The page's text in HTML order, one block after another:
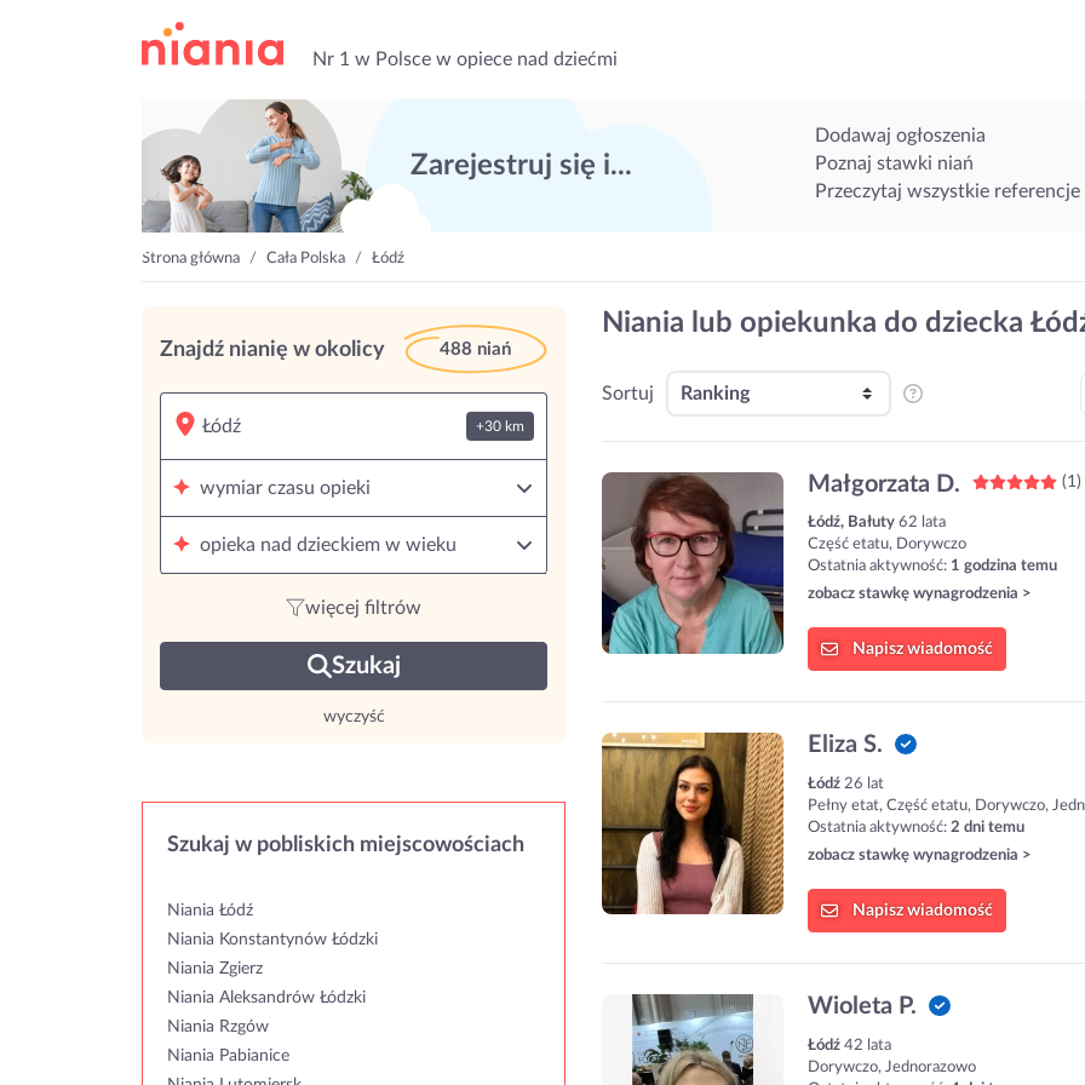
Nr 1 w Polsce w opiece nad dziećmi
Zarejestruj się i...
Dodawaj ogłoszenia
Poznaj stawki niań
Przeczytaj wszystkie referencje
Strona główna Cała Polska Łódź
Znajdź nianię w okolicy 488 niań
+30 km
wymiar czasu opieki
opieka nad dzieckiem w wieku
więcej filtrów
Szukaj
wyczyść
Szukaj w pobliskich miejscowościach
Niania Łódź
Niania Konstantynów Łódzki
Niania Zgierz
Niania Aleksandrów Łódzki
Niania Rzgów
Niania Pabianice
Niania lub opiekunka do dziecka
Sortuj
Małgorzata D. (1)
Łódź, Bałuty 62 lata
Część etatu, Dorywczo
Ostatnia aktywność: 1 godzina temu
zobacz stawkę wynagrodzenia >
Napisz wiadomość
Eliza S.
Łódź 26 lat
Pełny etat, Część etatu, Dorywczo,
Ostatnia aktywność: 2 dni temu
zobacz stawkę wynagrodzenia >
Napisz wiadomość
Wioleta P.
Łódź 42 lata
Dorywczo, Jednorazowo